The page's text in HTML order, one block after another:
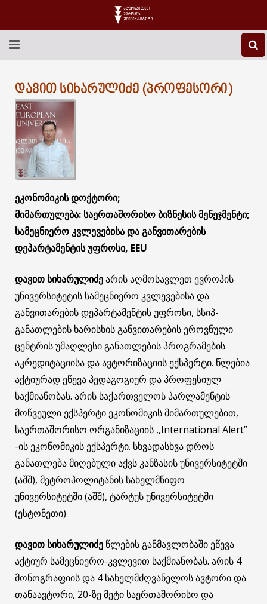
ᲒᲐᲜᲐᲗᲚᲔᲑᲐ
ᲙᲕᲚᲔᲕᲐ
ᲡᲐᲔᲠᲗᲐᲨᲝᲠᲘᲡᲝ
ᲑᲘᲑᲚᲘᲝᲗᲔᲙᲐ
ᲡᲢᲣᲓᲔᲜᲢᲣᲠᲘ ᲪᲮᲝᲕᲠᲔᲑᲐ
ᲙᲝᲜᲢᲐᲥᲢᲘ
ᲓᲐᲕᲘᲗ ᲡᲘᲮᲐᲠᲣᲚᲘᲫᲔ (ᲞᲠᲝᲤᲔᲡᲝᲠᲘ)
ეკონომიკის დოქტორი;
მიმართულება: საერთაშორისო ბიზნესის მენეჯმენტი;
სამეცნიერო კვლევებისა და განვითარების
დეპარტამენტის უფროსი, EEU
დავით სიხარულიძეარის აღმოსავლეთ ევროპის
უნივერსიტეტის სამეცნიერო კვლევებისა და
განვითარების დეპარტამენტის უფროსი, სსიპ-
განათლების ხარისხის განვითარების ეროვნული
ცენტრის უმაღლესი განათლების პროგრამების
აკრედიტაციისა და ავტორიზაციის ექსპერტი. წლებია
აქტიურად ეწევა პედაგოგიურ და პროფესიულ
საქმიანობას. არის საქართველოს პარლამენტის
მოწვეული ექსპერტი ეკონომიკის მიმართულებით,
საერთაშორისო ორგანიზაციის ,,International Alert”
-ის ეკონომიკის ექსპერტი. სხვადასხვა დროს
განათლება მიღებული აქვს კანზასის უნივერსიტეტში
(აშშ), მეტროპოლიტანის სახელმწიფო
უნივერსიტეტში (აშშ), ტარტუს უნივერსიტეტში
(ესტონეთი).
დავით სიხარულიძე წლების განმავლობაში ეწევა
აქტიურ სამეცნიერო-კვლევით საქმიანობას. არის 4
მონოგრაფიის და 4 სახელმძღვანელოს ავტორი და
თანაავტორი, 20-ზე მეტი საერთაშორისო და